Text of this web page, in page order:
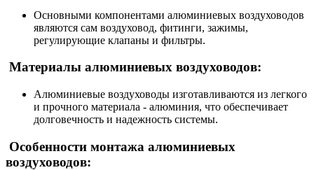
Основными компонентами алюминиевых воздуховодов
являются сам воздуховод, фитинги, зажимы,
регулирующие клапаны и фильтры.
Материалы алюминиевых воздуховодов:
Алюминиевые воздуховоды изготавливаются из легкого
и прочного материала - алюминия, что обеспечивает
долговечность и надежность системы.
Особенности монтажа алюминиевых
воздуховодов: